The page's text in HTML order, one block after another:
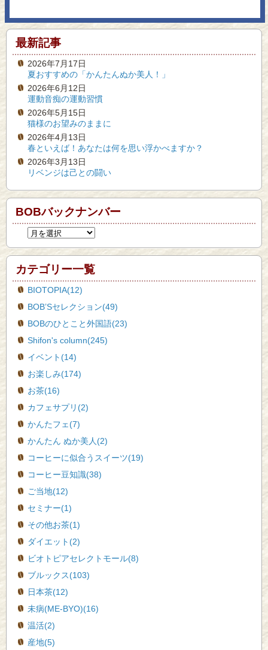
最新記事
2026年7月17日
夏おすすめの「かんたんぬか美人！」
2026年6月12日
運動音痴の運動習慣
2026年5月15日
猫様のお望みのままに
2026年4月13日
春といえば！あなたは何を思い浮かべますか？
2026年3月13日
リベンジは己との闘い
BOBバックナンバー
カテゴリー一覧
BIOTOPIA(12)
BOB’Sセレクション(49)
BOBのひとこと外国語(23)
Shifon's column(245)
イベント(14)
お楽しみ(174)
お茶(16)
カフェサプリ(2)
かんたフェ(7)
かんたん ぬか美人(2)
コーヒーに似合うスイーツ(19)
コーヒー豆知識(38)
ご当地(12)
セミナー(1)
その他お茶(1)
ダイエット(2)
ビオトピアセレクトモール(8)
ブルックス(103)
日本茶(12)
未病(ME-BYO)(16)
温活(2)
産地(5)